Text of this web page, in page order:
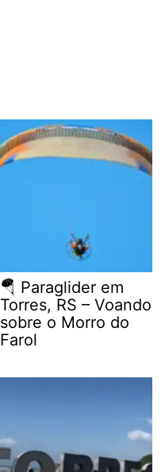
🪂 Paraglider em
Torres, RS – Voando
sobre o Morro do
Farol